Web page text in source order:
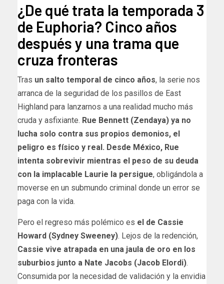
¿De qué trata la temporada 3
de Euphoria? Cinco años
después y una trama que
cruza fronteras
Tras un salto temporal de cinco años, la serie nos
arranca de la seguridad de los pasillos de East
Highland para lanzarnos a una realidad mucho más
cruda y asfixiante. Rue Bennett (Zendaya) ya no
lucha solo contra sus propios demonios, el
peligro es físico y real. Desde México, Rue
intenta sobrevivir mientras el peso de su deuda
con la implacable Laurie la persigue, obligándola a
moverse en un submundo criminal donde un error se
paga con la vida.
Pero el regreso más polémico es el de Cassie
Howard (Sydney Sweeney). Lejos de la redención,
Cassie vive atrapada en una jaula de oro en los
suburbios junto a Nate Jacobs (Jacob Elordi).
Consumida por la necesidad de validación y la envidia